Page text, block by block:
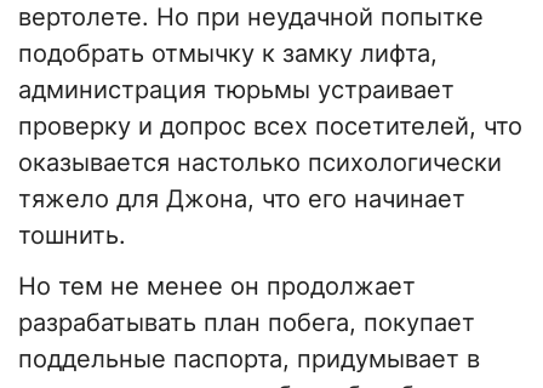
вертолете. Но при неудачной попытке
подобрать отмычку к замку лифта,
администрация тюрьмы устраивает
проверку и допрос всех посетителей, что
оказывается настолько психологически
тяжело для Джона, что его начинает
тошнить.
Но тем не менее он продолжает
разрабатывать план побега, покупает
поддельные паспорта, придумывает в